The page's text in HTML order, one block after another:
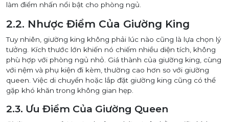
làm điểm nhấn nổi bật cho phòng ngủ.
2.2. Nhược Điểm Của Giường King
Tuy nhiên, giường king không phải lúc nào cũng là lựa chọn lý
tưởng. Kích thước lớn khiến nó chiếm nhiều diện tích, không
phù hợp với phòng ngủ nhỏ. Giá thành của giường king, cùng
với nệm và phụ kiện đi kèm, thường cao hơn so với giường
queen. Việc di chuyển hoặc lắp đặt giường king cũng có thể
gặp khó khăn trong không gian hẹp.
2.3. Ưu Điểm Của Giường Queen